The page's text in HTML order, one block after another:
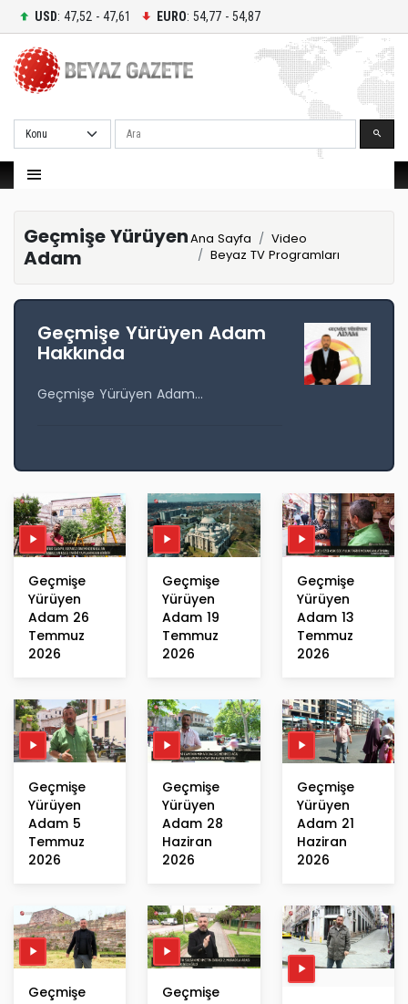
USD: 47,52 - 47,61 EURO: 54,77 - 54,87
Ara
Geçmişe Yürüyen
Adam
Ana Sayfa
Video
Beyaz TV Programları
Geçmişe Yürüyen Adam
Hakkında
Geçmişe Yürüyen Adam...
Geçmişe
Yürüyen
Adam 26
Temmuz
2026
Geçmişe
Yürüyen
Adam 19
Temmuz
2026
Geçmişe
Yürüyen
Adam 13
Temmuz
2026
Geçmişe
Yürüyen
Adam 5
Temmuz
2026
Geçmişe
Yürüyen
Adam 28
Haziran
2026
Geçmişe
Yürüyen
Adam 21
Haziran
2026
Geçmişe
Geçmişe